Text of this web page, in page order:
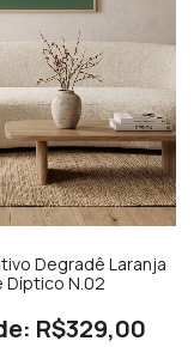
Degradê Laranja
Díptico N.02
R$329,00